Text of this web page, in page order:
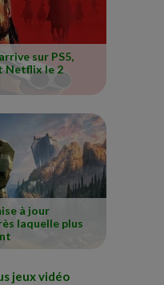
sur PS5,
Netflix le 2
à jour
laquelle plus
jeux vidéo